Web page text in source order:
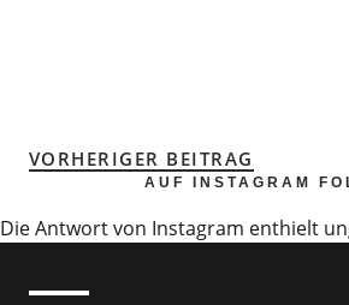
VORHERIGER BEITRAG
Die Antwort von Instagram enthielt
AUF INSTAGRAM